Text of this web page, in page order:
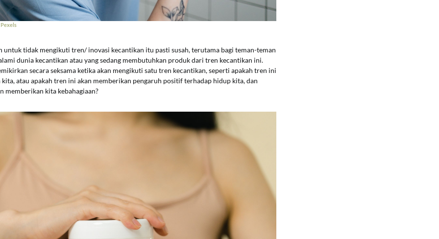
Pexels
untuk tidak mengikuti tren/ inovasi kecantikan itu pasti susah, terutama bagi teman-teman
dunia kecantikan atau yang sedang membutuhkan produk dari tren kecantikan ini.
secara seksama ketika akan mengikuti satu tren kecantikan, seperti apakah tren ini
kita, atau apakah tren ini akan memberikan pengaruh positif terhadap hidup kita, dan
memberikan kita kebahagiaan?